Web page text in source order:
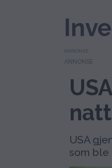
ANNONSE
natt
USA
som ble